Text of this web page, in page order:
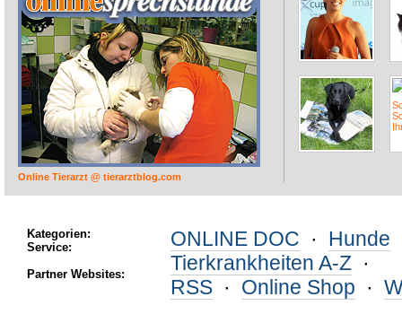
Online Tierarzt @ tierarztblog.com
Kategorien:
Service:
Partner Websites:
ONLINE DOC · Hunde
Tierkrankheiten A-Z ·
RSS · Online Shop ·